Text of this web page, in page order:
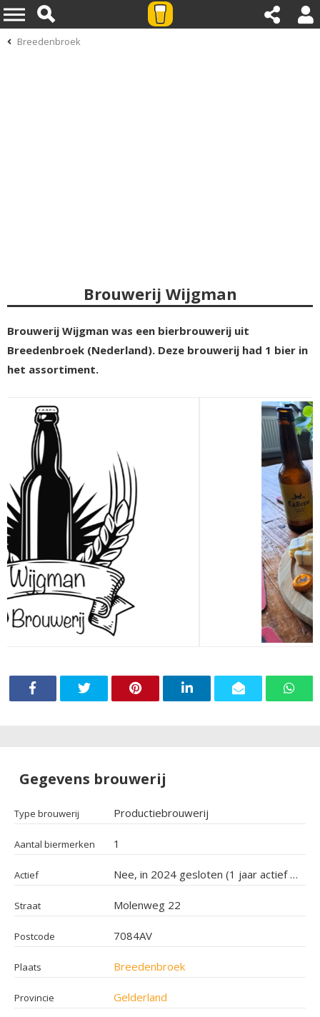
Breedenbroek
Brouwerij Wijgman
Brouwerij Wijgman was een bierbrouwerij uit
Breedenbroek (Nederland). Deze brouwerij had 1 bier in
het assortiment.
Gegevens brouwerij
Type brouwerij Productiebrouwerij
Aantal biermerken 1
Actief Nee, in 2024 gesloten (1 jaar actief geweest)
Straat Molenweg 22
Postcode 7084AV
Plaats Breedenbroek
Provincie Gelderland